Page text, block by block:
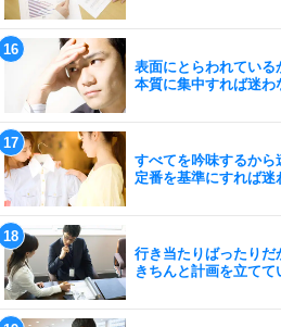
表面にとらわれている
本質に集中すれば迷わ
すべてを吟味するから
定番を基準にすれば迷
行き当たりばったりだ
きちんと計画を立てて